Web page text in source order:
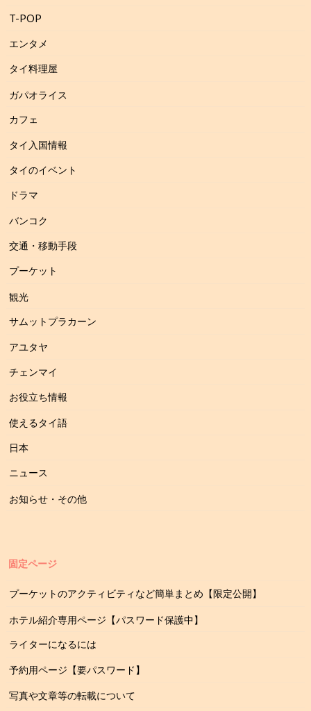
T-POP
エンタメ
タイ料理屋
ガパオライス
カフェ
タイ入国情報
タイのイベント
ドラマ
バンコク
交通・移動手段
プーケット
観光
サムットプラカーン
アユタヤ
チェンマイ
お役立ち情報
使えるタイ語
日本
ニュース
お知らせ・その他
固定ページ
プーケットのアクティビティなど簡単まとめ【限定公開】
ホテル紹介専用ページ【パスワード保護中】
ライターになるには
予約用ページ【要パスワード】
写真や文章等の転載について